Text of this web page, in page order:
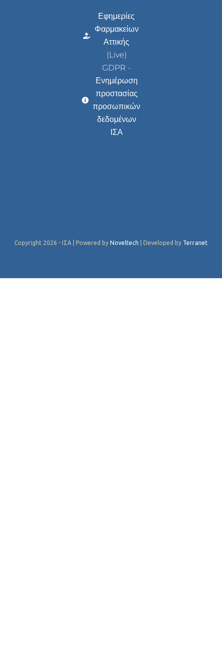
Εφημερίες
Φαρμακείων
Αττικής
(Live)
GDPR -
Ενημέρωση
προστασίας
προσωπικών
δεδομένων
ΙΣΑ
Copyright 2026 - ΙΣΑ | Powered by Noveltech | Developed by Terranet